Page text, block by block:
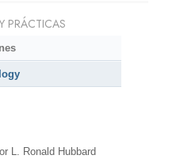
PRÁCTICAS
L. Ronald Hubbard